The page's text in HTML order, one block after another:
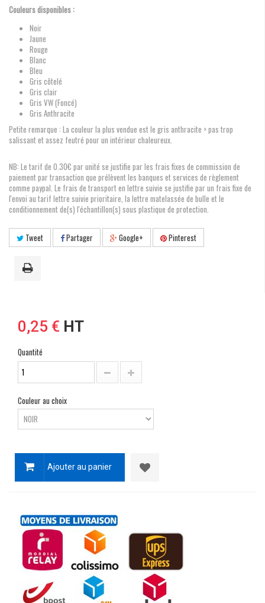
Couleurs disponibles :
Noir
Jaune
Rouge
Blanc
Bleu
Gris côtelé
Gris clair
Gris VW (Foncé)
Gris Anthracite
Petite remarque : La couleur la plus vendue est le gris anthracite > pas trop
salissant et assez feutré pour un intérieur chaleureux.
NB: Le tarif de 0.30€ par unité se justifie par les frais fixes de commission de
paiement par transaction que prélèvent les banques et services de règlement
comme paypal. Le frais de transport en lettre suivie se justifie par un frais fixe de
l'envoi au tarif lettre suivie prioritaire, la lettre matelassée de bulle et le
conditionnement de(s) l'échantillon(s) sous plastique de protection.
Tweet Partager Google+ Pinterest
0,25 € HT
Quantité
Couleur au choix
Ajouter au panier